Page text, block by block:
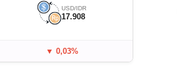
USD/IDR
17.908
▼ 0,03%